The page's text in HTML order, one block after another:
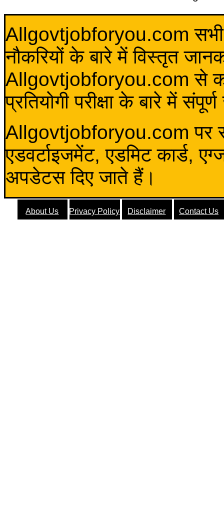
Allgovtjobforyou.com सभी
नौकरियों के बारे में विस्तृत
Allgovtjobforyou.com से कोई
प्रतियोगी परीक्षा के बारे में
Allgovtjobforyou.com पर
एडवर्टाइजमेंट, एडमिट कार्ड,
अपडेटस दिए जाते हैं।
About Us Privacy Policy Disclaimer Contact Us